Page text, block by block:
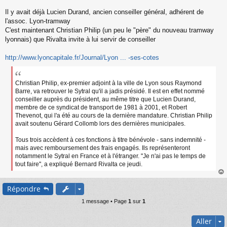
s
a
g
e
n
n
Il y avait déjà Lucien Durand, ancien conseiller général, adhérent de
l'assoc. Lyon-tramway
C'est maintenant Christian Philip (un peu le "père" du nouveau tramway
lyonnais) que Rivalta invite à lui servir de conseiller
http://www.lyoncapitale.fr/Journal/Lyon ... -ses-cotes
Christian Philip, ex-premier adjoint à la ville de Lyon sous Raymond
Barre, va retrouver le Sytral qu'il a jadis présidé. Il est en effet nommé
conseiller auprès du président, au même titre que Lucien Durand,
membre de ce syndicat de transport de 1981 à 2001, et Robert
Thevenot, qui l'a été au cours de la dernière mandature. Christian Philip
avait soutenu Gérard Collomb lors des dernières municipales.
Tous trois accèdent à ces fonctions à titre bénévole - sans indemnité -
mais avec remboursement des frais engagés. Ils représenteront
notamment le Sytral en France et à l'étranger. "Je n'ai pas le temps de
tout faire", a expliqué Bernard Rivalta ce jeudi.
au
Répondre
1 message • Page 1 sur 1
Aller